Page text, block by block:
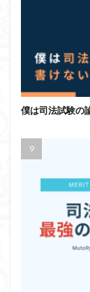
僕は司法試験の